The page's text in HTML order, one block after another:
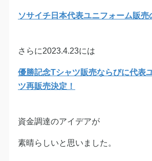
ソサイチ日本代表ユニフォーム販売
さらに2023.4.23には
優勝記念Tシャツ販売ならびに代表
ツ再販売決定！
資金調達のアイデアが
素晴らしいと思いました。